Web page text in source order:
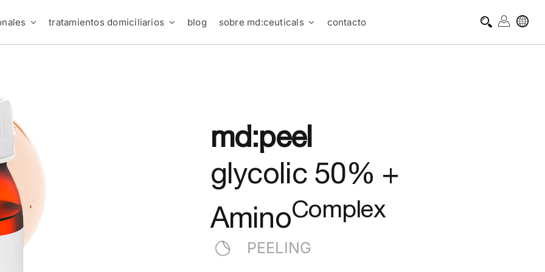
tratamientos domiciliarios blog sobre md:ceuticals contacto
md:peel
glycolic 50% +
AminoComplex
PEELING